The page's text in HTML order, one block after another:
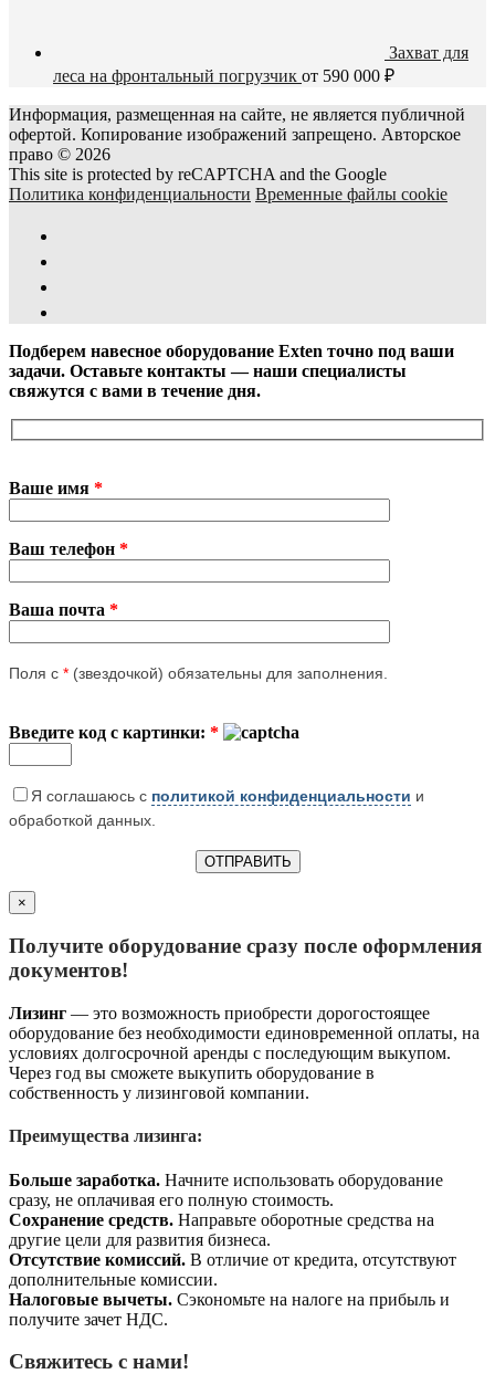
Захват для
леса на фронтальный погрузчик от 590 000 ₽
Информация, размещенная на сайте, не является публичной
офертой. Копирование изображений запрещено. Авторское
право © 2026
This site is protected by reCAPTCHA and the Google
Политика конфиденциальности Временные файлы cookie
Подберем навесное оборудование Exten точно под ваши
задачи. Оставьте контакты — наши специалисты
свяжутся с вами в течение дня.
Ваше имя *
Ваш телефон *
Ваша почта *
Поля с * (звездочкой) обязательны для заполнения.
Введите код с картинки: *
Я соглашаюсь с политикой конфиденциальности и
обработкой данных.
×
Получите оборудование сразу после оформления
документов!
Лизинг — это возможность приобрести дорогостоящее
оборудование без необходимости единовременной оплаты, на
условиях долгосрочной аренды с последующим выкупом.
Через год вы сможете выкупить оборудование в
собственность у лизинговой компании.
Преимущества лизинга:
Больше заработка. Начните использовать оборудование
сразу, не оплачивая его полную стоимость.
Сохранение средств. Направьте оборотные средства на
другие цели для развития бизнеса.
Отсутствие комиссий. В отличие от кредита, отсутствуют
дополнительные комиссии.
Налоговые вычеты. Сэкономьте на налоге на прибыль и
получите зачет НДС.
Свяжитесь с нами!